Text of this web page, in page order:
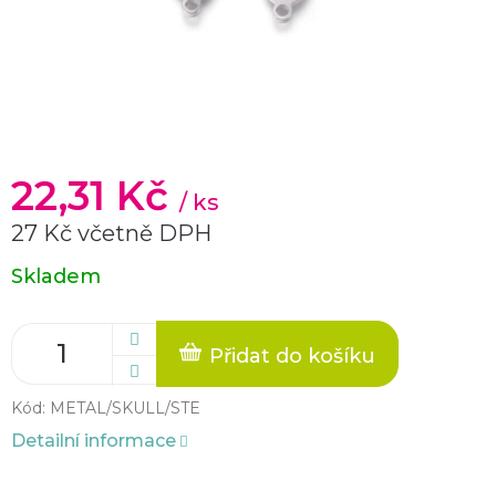
22,31 Kč / ks
27 Kč včetně DPH
Měrná
cena:
Skladem
Přidat do košíku
Kód: METAL/SKULL/STE
Detailní informace